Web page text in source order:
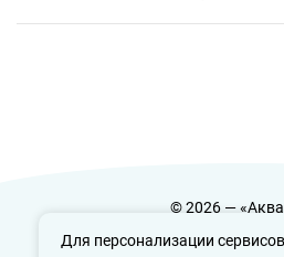
Для персонализации
© 2026 —
Политика